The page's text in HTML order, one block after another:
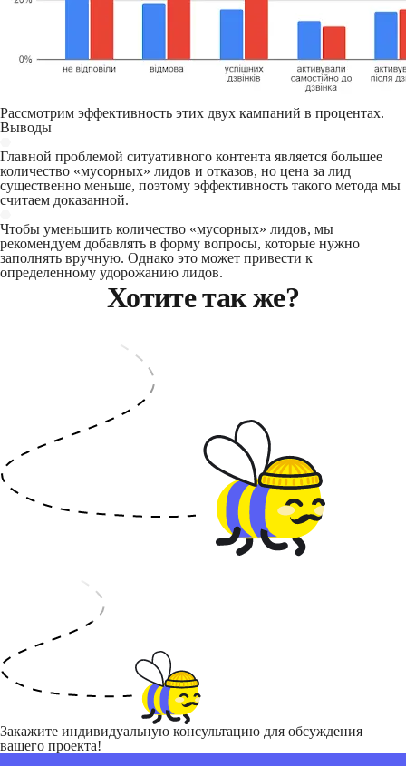
Рассмотрим эффективность этих двух кампаний в процентах.
Выводы
Главной проблемой ситуативного контента является большее
количество «мусорных» лидов и отказов, но цена за лид
существенно меньше, поэтому эффективность такого метода мы
считаем доказанной.
Чтобы уменьшить количество «мусорных» лидов, мы
рекомендуем добавлять в форму вопросы, которые нужно
заполнять вручную. Однако это может привести к
определенному удорожанию лидов.
Хотите так же?
Закажите индивидуальную консультацию для обсуждения
вашего проекта!